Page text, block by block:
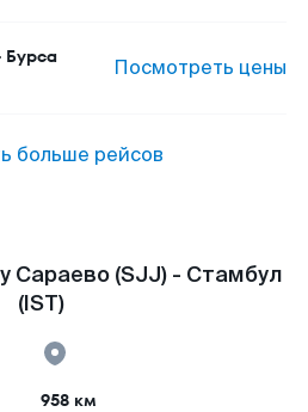
Бурса Посмотреть цены
больше рейсов
Сараево (SJJ) - Стамбул
(IST)
958 км